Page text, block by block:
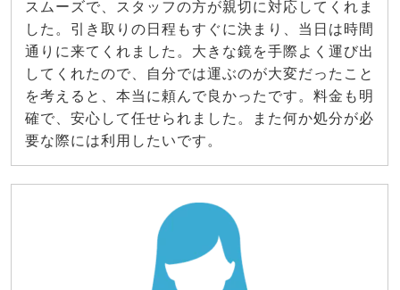
スムーズで、スタッフの方が親切に対応してくれま
した。引き取りの日程もすぐに決まり、当日は時間
通りに来てくれました。大きな鏡を手際よく運び出
してくれたので、自分では運ぶのが大変だったこと
を考えると、本当に頼んで良かったです。料金も明
確で、安心して任せられました。また何か処分が必
要な際には利用したいです。